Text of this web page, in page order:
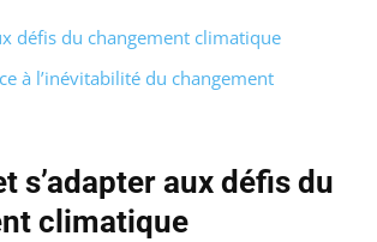
défis du changement climatique
à l’inévitabilité du changement
s’adapter aux défis du
climatique